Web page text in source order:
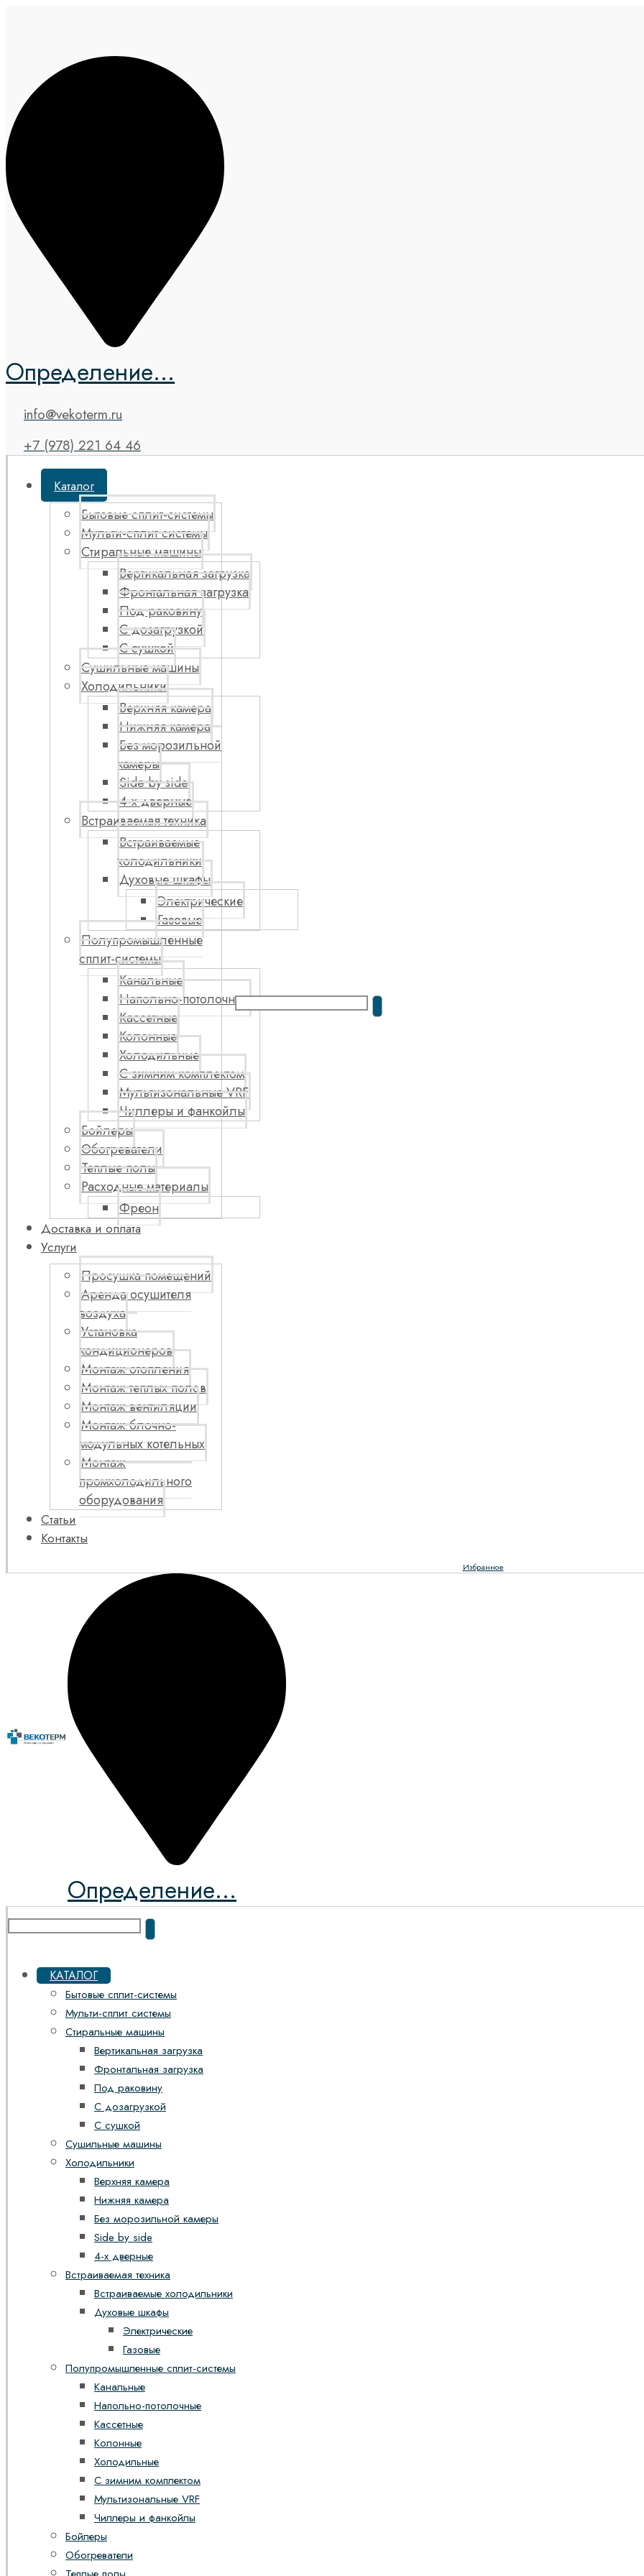
Определение...
info@vekoterm.ru
+7 (978) 221 64 46
Каталог
Бытовые сплит-системы
Мульти-сплит системы
Стиральные машины
Вертикальная загрузка
Фронтальная загрузка
Под раковину
С дозагрузкой
С сушкой
Сушильные машины
Холодильники
Верхняя камера
Нижняя камера
Без морозильной
камеры
Side by side
4-х дверные
Встраиваемая техника
Встраиваемые
холодильники
Духовые шкафы
Электрические
Газовые
Полупромышленные
сплит-системы
Канальные
Напольно-потолочные
Кассетные
Колонные
Холодильные
С зимним комплектом
Мультизональные VRF
Чиллеры и фанкойлы
Бойлеры
Обогреватели
Теплые полы
Расходные материалы
Фреон
Доставка и оплата
Услуги
Просушка помещений
Аренда осушителя
воздуха
Установка
кондиционеров
Монтаж отопления
Монтаж теплых полов
Монтаж вентиляции
Монтаж блочно-
модульных котельных
Монтаж
промхолодильного
оборудования
Статьи
Контакты
Избранное
Определение...
КАТАЛОГ
Бытовые сплит-системы
Мульти-сплит системы
Стиральные машины
Вертикальная загрузка
Фронтальная загрузка
Под раковину
С дозагрузкой
С сушкой
Сушильные машины
Холодильники
Верхняя камера
Нижняя камера
Без морозильной камеры
Side by side
4-х дверные
Встраиваемая техника
Встраиваемые холодильники
Духовые шкафы
Электрические
Газовые
Полупромышленные сплит-системы
Канальные
Напольно-потолочные
Кассетные
Колонные
Холодильные
С зимним комплектом
Мультизональные VRF
Чиллеры и фанкойлы
Бойлеры
Обогреватели